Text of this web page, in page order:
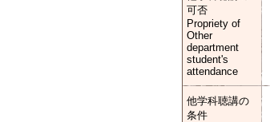
可否
Propriety of
Other
department
student's
attendance
他学科聴講の
条件